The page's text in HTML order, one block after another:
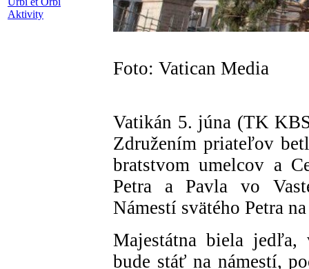
Aktivity
Foto: Vatican Media
Vatikán 5. júna (TK
Združením priateľov
bratstvom umelcov a
Petra a Pavla vo
Námestí svätého Petra
Majestátna biela
bude stáť na námestí,